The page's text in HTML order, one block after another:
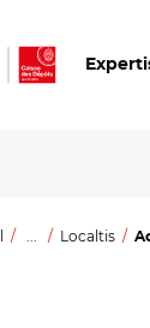
... Localtis